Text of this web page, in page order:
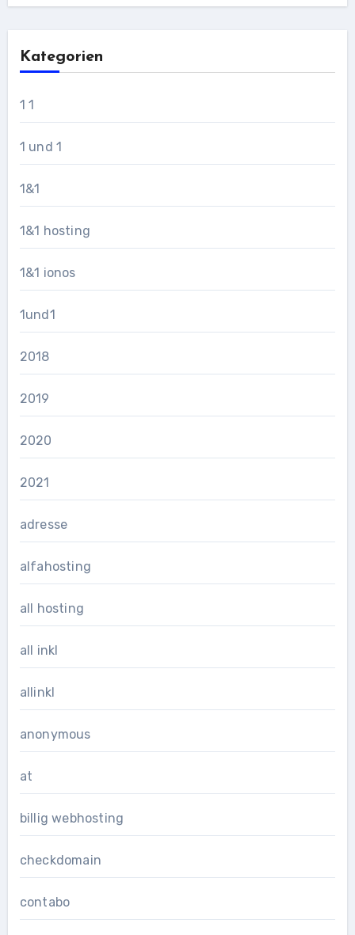
Kategorien
1 1
1 und 1
1&1
1&1 hosting
1&1 ionos
1und1
2018
2019
2020
2021
adresse
alfahosting
all hosting
all inkl
allinkl
anonymous
at
billig webhosting
checkdomain
contabo